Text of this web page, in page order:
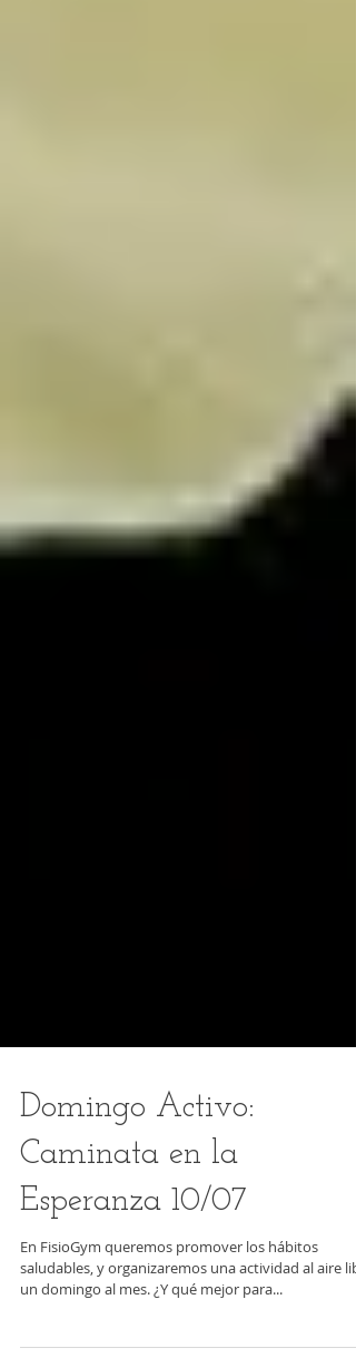
Domingo Activo:
Caminata en la
Esperanza 10/07
En FisioGym queremos promover los hábitos